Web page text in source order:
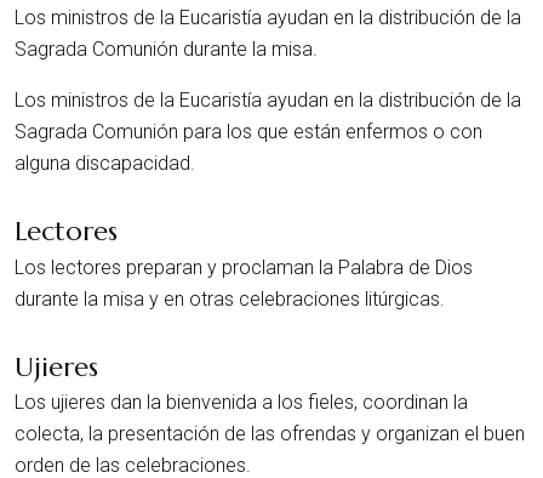
Los ministros de la Eucaristía ayudan en la distribución de la
Sagrada Comunión durante la misa.
Los ministros de la Eucaristía ayudan en la distribución de la
Sagrada Comunión para los que están enfermos o con
alguna discapacidad.
Lectores
Los lectores preparan y proclaman la Palabra de Dios
durante la misa y en otras celebraciones litúrgicas.
Ujieres
Los ujieres dan la bienvenida a los fieles, coordinan la
colecta, la presentación de las ofrendas y organizan el buen
orden de las celebraciones.